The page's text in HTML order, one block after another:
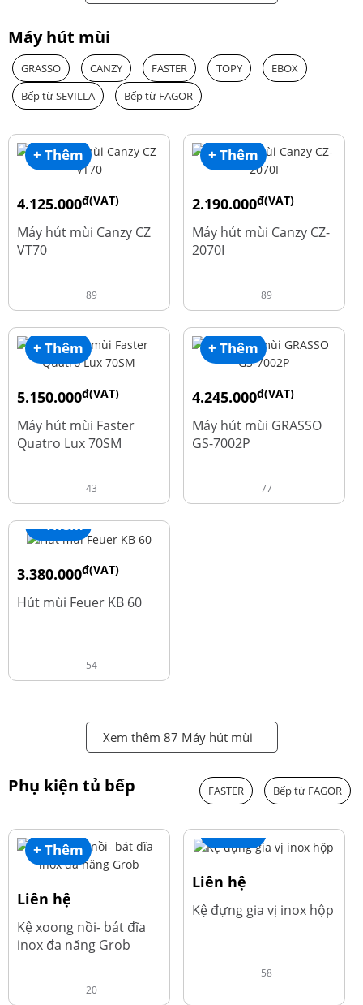
Máy hút mùi
GRASSO CANZY FASTER TOPY
EBOX
Bếp từ SEVILLA
Bếp từ FAGOR
+ Thêm
4.125.000đ(VAT)
8.500.000
Máy hút mùi Canzy CZ
VT70
89
+ Thêm
2.190.000đ(VAT)
4.450.000
Máy hút mùi Canzy CZ-
2070I
89
+ Thêm
5.150.000đ(VAT)
9.700.000
Máy hút mùi Faster
Quatro Lux 70SM
43
+ Thêm
4.245.000đ(VAT)
5.660.000
Máy hút mùi GRASSO
GS-7002P
77
+ Thêm
3.380.000đ(VAT)
Hút mùi Feuer KB 60
54
Xem thêm 87 Máy hút mùi
Phụ kiện tủ bếp FASTER Bếp từ FAGOR
+ Thêm
Liên hệ
Kệ xoong nồi- bát đĩa
inox đa năng Grob
20
+ Thêm
Liên hệ
Kệ đựng gia vị inox hộp
58